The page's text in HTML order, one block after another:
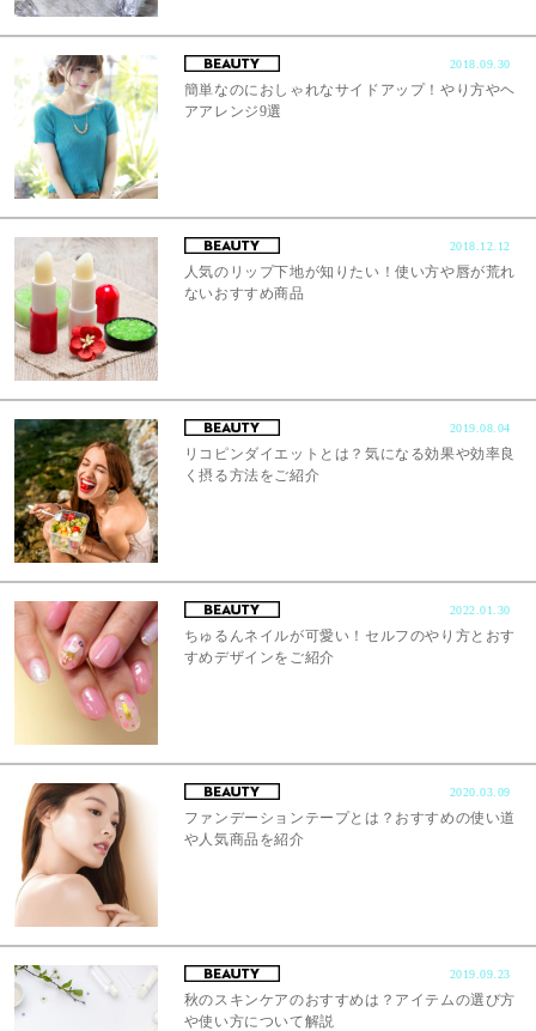
2018.09.30
簡単なのにおしゃれなサイドアップ！やり方やヘ
アアレンジ9選
2018.12.12
人気のリップ下地が知りたい！使い方や唇が荒れ
ないおすすめ商品
2019.08.04
リコピンダイエットとは？気になる効果や効率良
く摂る方法をご紹介
2022.01.30
ちゅるんネイルが可愛い！セルフのやり方とおす
すめデザインをご紹介
2020.03.09
ファンデーションテープとは？おすすめの使い道
や人気商品を紹介
2019.09.23
秋のスキンケアのおすすめは？アイテムの選び方
や使い方について解説